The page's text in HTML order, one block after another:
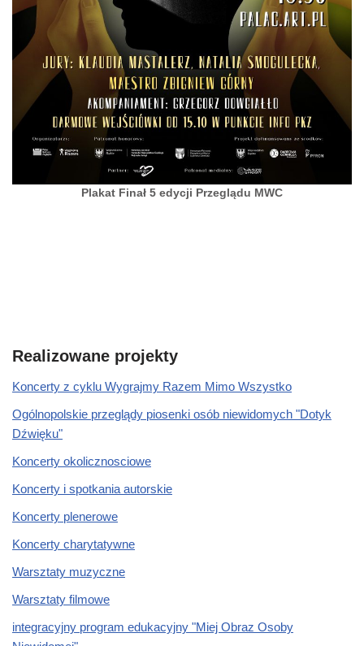
Plakat Finał 5 edycji Przeglądu MWC
Realizowane projekty
Koncerty z cyklu Wygrajmy Razem Mimo Wszystko
Ogólnopolskie przeglądy piosenki osób niewidomych "Dotyk
Dźwięku"
Koncerty okolicznosciowe
Koncerty i spotkania autorskie
Koncerty plenerowe
Koncerty charytatywne
Warsztaty muzyczne
Warsztaty filmowe
integracyjny program edukacyjny "Miej Obraz Osoby